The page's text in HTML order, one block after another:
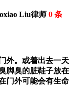
Liu律师 0 条
外。或着出去一天
脚臭的脏鞋子放在
门外可能会有生命